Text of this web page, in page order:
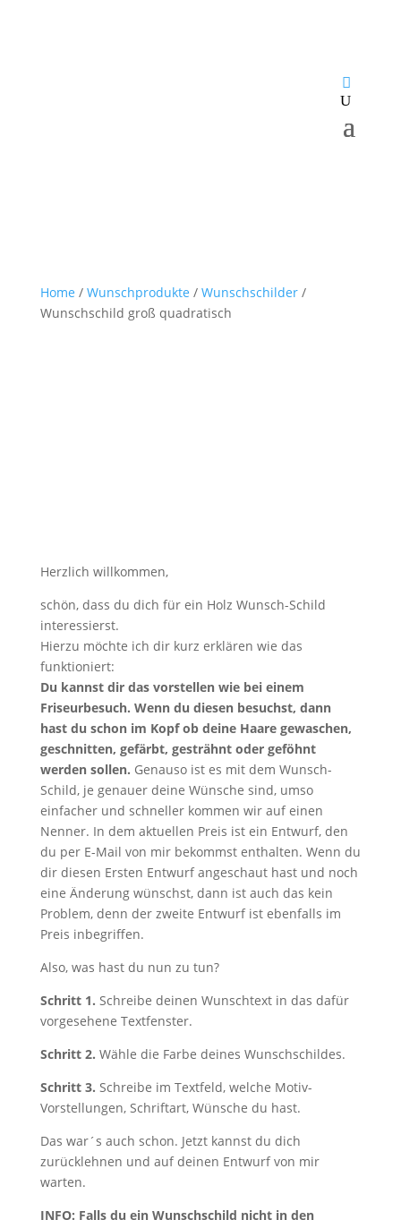
Home / Wunschprodukte / Wunschschilder/
Wunschschild groß quadratisch
Herzlich willkommen,
schön, dass du dich für ein Holz Wunsch-Schild
interessierst.
Hierzu möchte ich dir kurz erklären wie das
funktioniert:
Du kannst dir das vorstellen wie bei einem
Friseurbesuch. Wenn du diesen besuchst, dann
hast du schon im Kopf ob deine Haare gewaschen,
geschnitten, gefärbt, gesträhnt oder geföhnt
werden sollen. Genauso ist es mit dem Wunsch-
Schild, je genauer deine Wünsche sind, umso
einfacher und schneller kommen wir auf einen
Nenner. In dem aktuellen Preis ist ein Entwurf, den
du per E-Mail von mir bekommst enthalten. Wenn du
dir diesen Ersten Entwurf angeschaut hast und noch
eine Änderung wünschst, dann ist auch das kein
Problem, denn der zweite Entwurf ist ebenfalls im
Preis inbegriffen.
Also, was hast du nun zu tun?
Schritt 1. Schreibe deinen Wunschtext in das dafür
vorgesehene Textfenster.
Schritt 2. Wähle die Farbe deines Wunschschildes.
Schritt 3. Schreibe im Textfeld, welche Motiv-
Vorstellungen, Schriftart, Wünsche du hast.
Das war´s auch schon. Jetzt kannst du dich
zurücklehnen und auf deinen Entwurf von mir
warten.
INFO: Falls du ein Wunschschild nicht in den